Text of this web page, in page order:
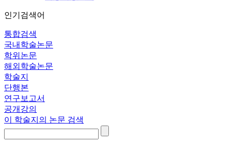
인기검색어
통합검색
국내학술논문
학위논문
해외학술논문
학술지
단행본
연구보고서
공개강의
이 학술지의 논문 검색